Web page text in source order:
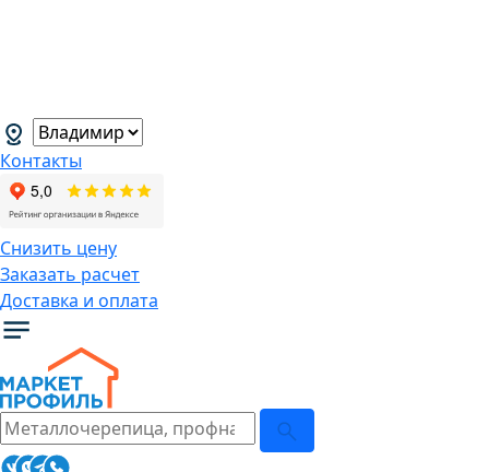
Контакты
Снизить цену
Заказать расчет
Доставка и оплата